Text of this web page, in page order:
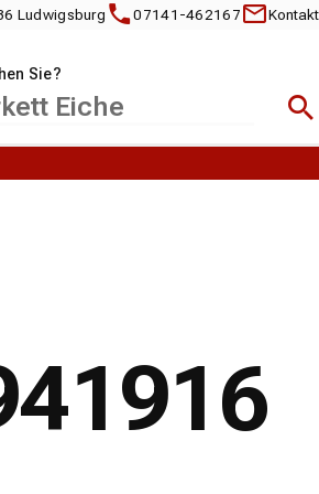
Ludwigsburg 07141-462167 Kontakt
Sie?